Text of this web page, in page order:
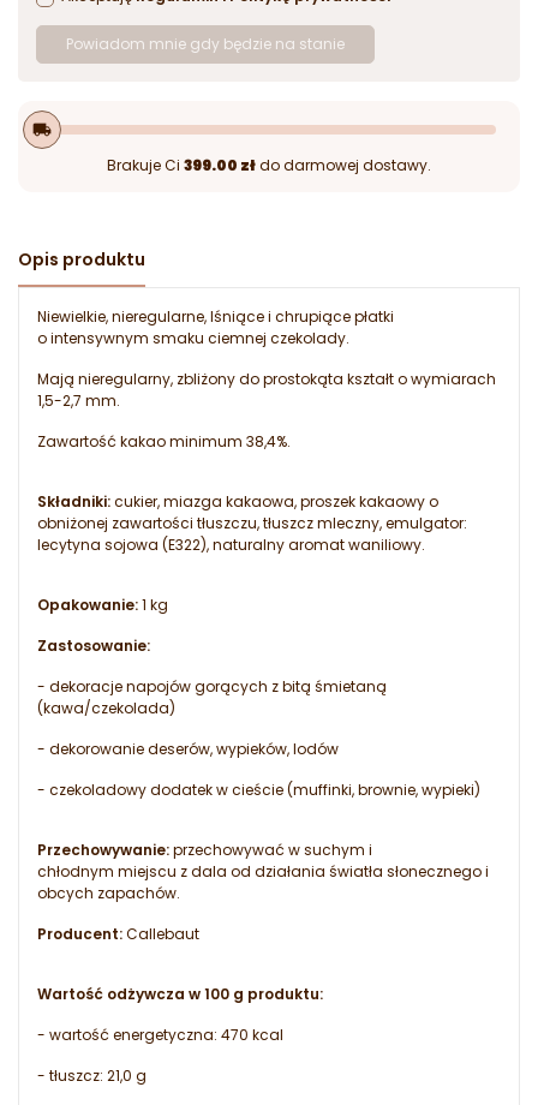
Powiadom mnie gdy będzie na stanie
local_shipping
Brakuje Ci 399.00 złdo darmowej dostawy.
Opis produktu
Niewielkie, nieregularne, lśniące i chrupiące płatki
o intensywnym smaku ciemnej czekolady.
Mają nieregularny, zbliżony do prostokąta kształt o wymiarach
1,5-2,7 mm.
Zawartość kakao minimum 38,4%.
Składniki:cukier, miazga kakaowa, proszek kakaowy o
obniżonej zawartości tłuszczu, tłuszcz mleczny, emulgator:
lecytyna sojowa (E322), naturalny aromat waniliowy.
Opakowanie:1 kg
Zastosowanie:
- dekoracje napojów gorących z bitą śmietaną
(kawa/czekolada)
- dekorowanie deserów, wypieków, lodów
- czekoladowy dodatek w cieście (muffinki, brownie, wypieki)
Przechowywanie:przechowywać w suchym i
chłodnym miejscu z dala od działania światła słonecznego i
obcych zapachów.
Producent:Callebaut
Wartość odżywcza w 100 g produktu:
- wartość energetyczna: 470 kcal
- tłuszcz: 21,0 g